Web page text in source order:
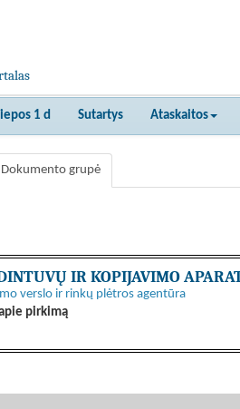
1 d Sutartys Ataskaitos
Dokumento grupė
IR KOPIJAVIMO
verslo ir rinkų plėtros agentūra
pirkimą